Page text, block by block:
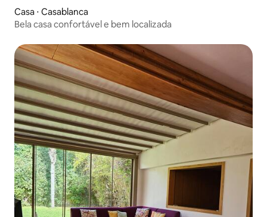
Casa ⋅ Casablanca
Bela casa confortável e bem localizada